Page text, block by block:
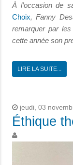
À l’occasion de
Choix, Fanny
remarquer par
cette année son
LIRE LA SUITE...
jeudi, 03
Éthique